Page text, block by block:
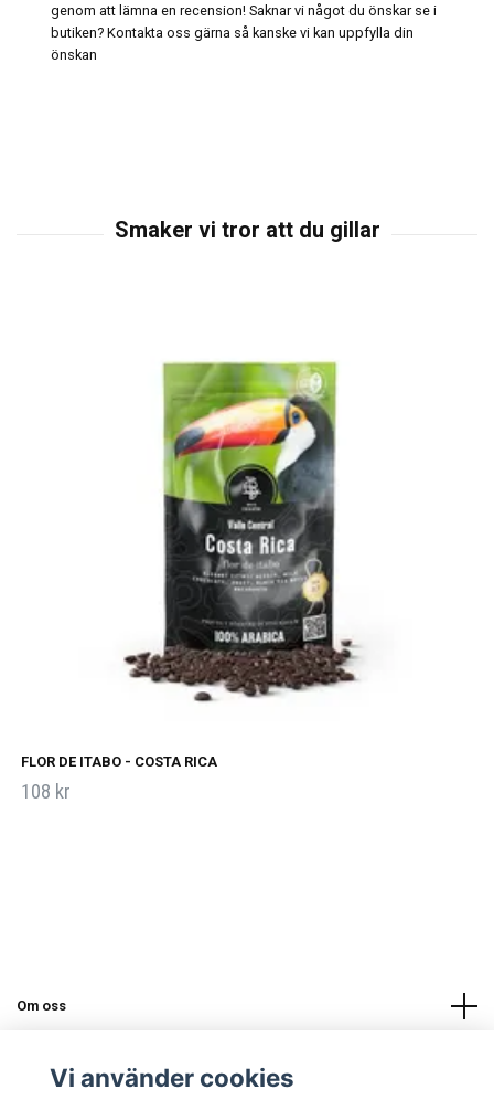
genom att lämna en recension! Saknar vi något du önskar se i
butiken? Kontakta oss gärna så kanske vi kan uppfylla din
önskan
FLOR DE ITABO - COSTA RICA
108 kr
Om oss
Vi använder cookies